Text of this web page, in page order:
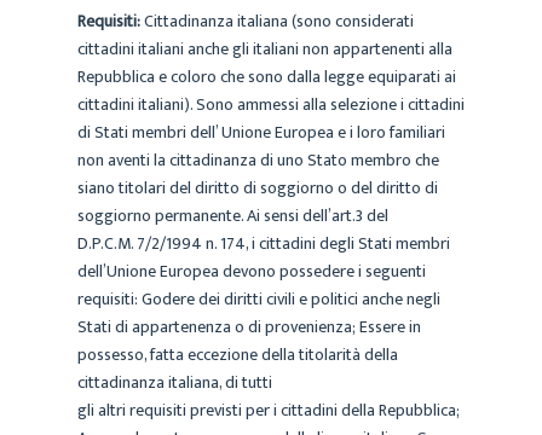
Requisiti:Cittadinanza italiana (sono considerati
cittadini italiani anche gli italiani non appartenenti alla
Repubblica e coloro che sono dalla legge equiparati ai
cittadini italiani). Sono ammessi alla selezione i cittadini
di Stati membri dell’ Unione Europea e i loro familiari
non aventi la cittadinanza di uno Stato membro che
siano titolari del diritto di soggiorno o del diritto di
soggiorno permanente. Ai sensi dell’art.3 del
D.P.C.M. 7/2/1994 n. 174, i cittadini degli Stati membri
dell’Unione Europea devono possedere i seguenti
requisiti: Godere dei diritti civili e politici anche negli
Stati di appartenenza o di provenienza; Essere in
possesso, fatta eccezione della titolarità della
cittadinanza italiana, di tutti
gli altri requisiti previsti per i cittadini della Repubblica;